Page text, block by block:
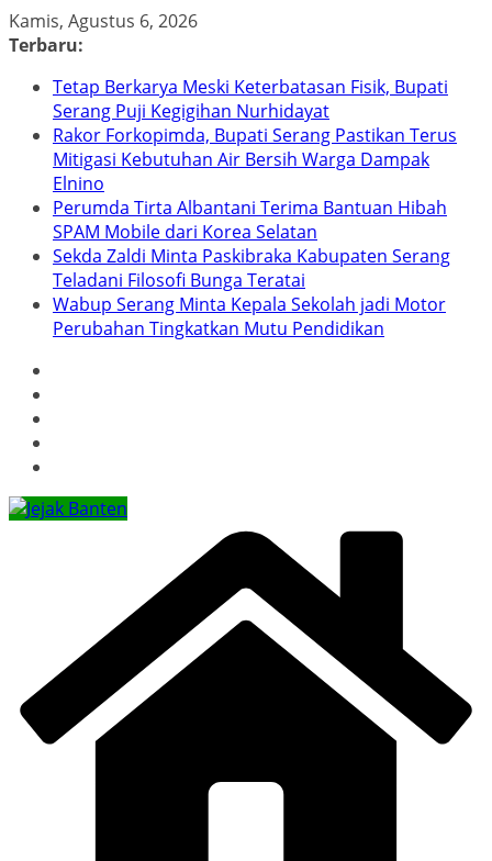
Skip
to
Kamis, Agustus 6, 2026
Terbaru:
Tetap Berkarya Meski Keterbatasan Fisik, Bupati
Serang Puji Kegigihan Nurhidayat
Rakor Forkopimda, Bupati Serang Pastikan Terus
Mitigasi Kebutuhan Air Bersih Warga Dampak
Elnino
Perumda Tirta Albantani Terima Bantuan Hibah
SPAM Mobile dari Korea Selatan
Sekda Zaldi Minta Paskibraka Kabupaten Serang
Teladani Filosofi Bunga Teratai
Wabup Serang Minta Kepala Sekolah jadi Motor
Perubahan Tingkatkan Mutu Pendidikan